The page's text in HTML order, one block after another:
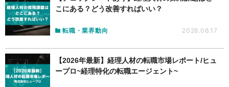
こにある？どう改善すればいい？
転職・業界動向 2026.06.17
【2026年最新】経理人材の転職市場レポート/ヒュ
ープロ~経理特化の転職エージェント~